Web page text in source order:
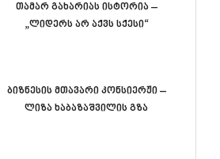
თამარ გახარიას ისტორია –
„ლიდერს არ აქვს სქესი“
ბიზნესის მთავარი კონსიერჟი –
ლიზა ხაბაზაშვილის გზა